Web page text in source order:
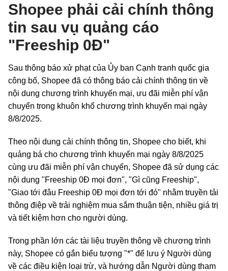
Shopee phải cải chính thông
tin sau vụ quảng cáo
"Freeship 0Đ"
Sau thông báo xử phạt của Ủy ban Cạnh tranh quốc gia
công bố, Shopee đã có thông báo cải chính thông tin về
nội dung chương trình khuyến mại, ưu đãi miễn phí vận
chuyển trong khuôn khổ chương trình khuyến mại ngày
8/8/2025.
Theo nội dung cải chính thông tin, Shopee cho biết, khi
quảng bá cho chương trình khuyến mại ngày 8/8/2025
cùng ưu đãi miễn phí vận chuyển, Shopee đã sử dụng các
nội dung "Freeship 0Đ mọi đơn", "Gì cũng Freeship",
"Giao tới đâu Freeship 0Đ mọi đơn tới đó" nhằm truyền tải
thông điệp về trải nghiệm mua sắm thuận tiện, nhiều giá trị
và tiết kiệm hơn cho người dùng.
Trong phần lớn các tài liệu truyền thông về chương trình
này, Shopee có gắn biểu tượng "*" để lưu ý Người dùng
về các điều kiện loại trừ, và hướng dẫn Người dùng tham